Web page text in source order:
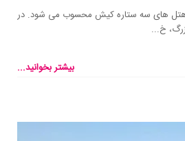
هتل های سه ستاره کیش محسوب می شود. در
خ...
بیشتر بخوانید...